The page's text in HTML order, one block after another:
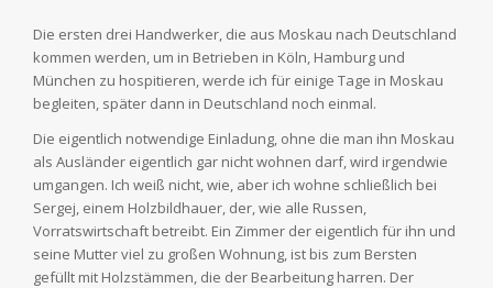
Die ersten drei Handwerker, die aus Moskau nach Deutschland
kommen werden, um in Betrieben in Köln, Hamburg und
München zu hospitieren, werde ich für einige Tage in Moskau
begleiten, später dann in Deutschland noch einmal.
Die eigentlich notwendige Einladung, ohne die man ihn Moskau
als Ausländer eigentlich gar nicht wohnen darf, wird irgendwie
umgangen. Ich weiß nicht, wie, aber ich wohne schließlich bei
Sergej, einem Holzbildhauer, der, wie alle Russen,
Vorratswirtschaft betreibt. Ein Zimmer der eigentlich für ihn und
seine Mutter viel zu großen Wohnung, ist bis zum Bersten
gefüllt mit Holzstämmen, die der Bearbeitung harren. Der